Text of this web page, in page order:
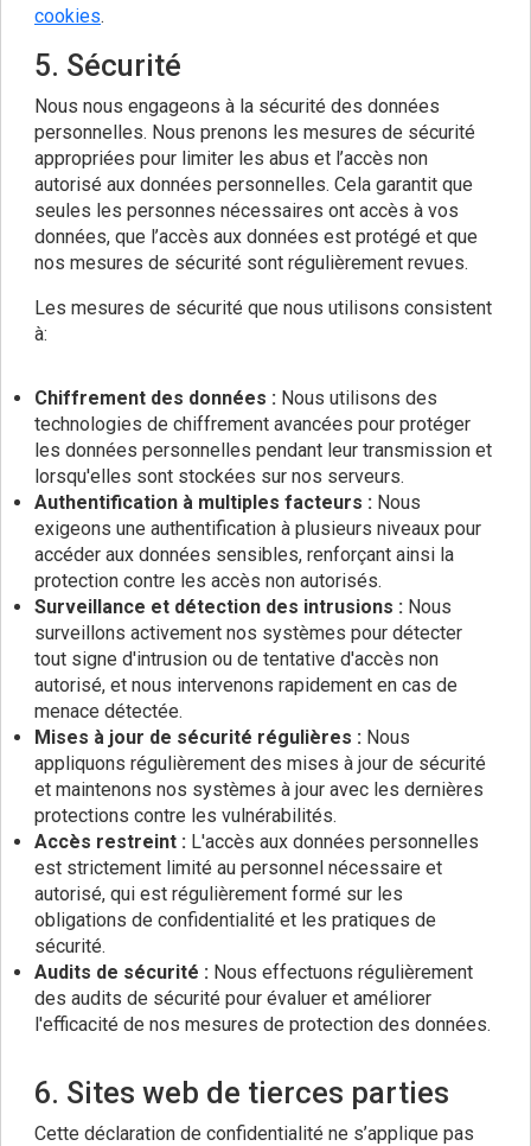
cookies.
5. Sécurité
Nous nous engageons à la sécurité des données
personnelles. Nous prenons les mesures de sécurité
appropriées pour limiter les abus et l’accès non
autorisé aux données personnelles. Cela garantit que
seules les personnes nécessaires ont accès à vos
données, que l’accès aux données est protégé et que
nos mesures de sécurité sont régulièrement revues.
Les mesures de sécurité que nous utilisons consistent
à:
Chiffrement des données : Nous utilisons des
technologies de chiffrement avancées pour protéger
les données personnelles pendant leur transmission et
lorsqu'elles sont stockées sur nos serveurs.
Authentification à multiples facteurs : Nous
exigeons une authentification à plusieurs niveaux pour
accéder aux données sensibles, renforçant ainsi la
protection contre les accès non autorisés.
Surveillance et détection des intrusions : Nous
surveillons activement nos systèmes pour détecter
tout signe d'intrusion ou de tentative d'accès non
autorisé, et nous intervenons rapidement en cas de
menace détectée.
Mises à jour de sécurité régulières : Nous
appliquons régulièrement des mises à jour de sécurité
et maintenons nos systèmes à jour avec les dernières
protections contre les vulnérabilités.
Accès restreint : L'accès aux données personnelles
est strictement limité au personnel nécessaire et
autorisé, qui est régulièrement formé sur les
obligations de confidentialité et les pratiques de
sécurité.
Audits de sécurité : Nous effectuons régulièrement
des audits de sécurité pour évaluer et améliorer
l'efficacité de nos mesures de protection des données.
6. Sites web de tierces parties
Cette déclaration de confidentialité ne s’applique pas